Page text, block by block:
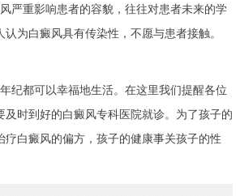
重影响患者的容貌，往往对患者未来的学
为白癜风具有传染性，不愿与患者接触。
纪都可以幸福地生活。在这里我们提醒各位
时到好的白癜风专科医院就诊。为了孩子的
白癜风的偏方，孩子的健康事关孩子的性